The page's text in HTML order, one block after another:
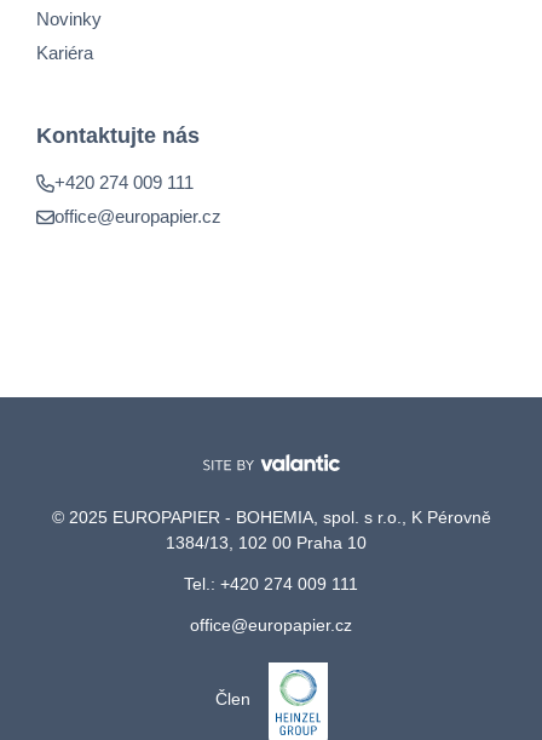
Novinky
Kariéra
Kontaktujte nás
+420 274 009 111
office@europapier.cz
© 2025 EUROPAPIER - BOHEMIA, spol. s r.o., K Pérovně
1384/13, 102 00 Praha 10
Tel.: +420 274 009 111
office@europapier.cz
Člen